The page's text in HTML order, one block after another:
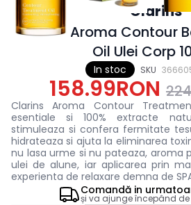
In stoc SKU
Clarins
Clarins Aroma Contour
Oil Ulei Corp
158.99RON
Clarins Aroma Contour
esentiale si 100% extracte
stimuleaza si confera fermitate
hidrateaza si ajuta la eliminarea
nu lasa urme si nu pateaza, aroma
ulei de alune, iar aplicarea prin
experienta de relaxare demna de
Comandă in
și va ajunge începând de